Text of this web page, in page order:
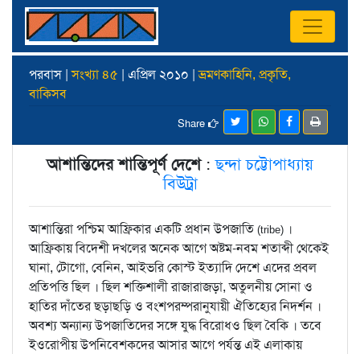
পরবাস |সংখ্যা ৪৫ | এপ্রিল ২০১০ |ভ্রমণকাহিনি, প্রকৃতি,
বাকিসব
Share
আশান্তিদের শান্তিপূর্ণ দেশে:ছন্দা চট্টোপাধ্যায়
বিউট্রা
আশান্তিরা পশ্চিম আফ্রিকার একটি প্রধান উপজাতি (tribe) ।
আফ্রিকায় বিদেশী দখলের অনেক আগে অষ্টম-নবম শতাব্দী থেকেই
ঘানা, টোগো, বেনিন, আইভরি কোস্ট ইত্যাদি দেশে এদের প্রবল
প্রতিপত্তি ছিল । ছিল শক্তিশালী রাজারাজড়া, অতুলনীয় সোনা ও
হাতির দাঁতের ছড়াছড়ি ও বংশপরম্পরানুযায়ী ঐতিহ্যের নিদর্শন ।
অবশ্য অন্যান্য উপজাতিদের সঙ্গে যুদ্ধ বিরোধও ছিল বৈকি । তবে
ইওরোপীয় উপনিবেশকদের আসার আগে পর্যন্ত এই এলাকায়